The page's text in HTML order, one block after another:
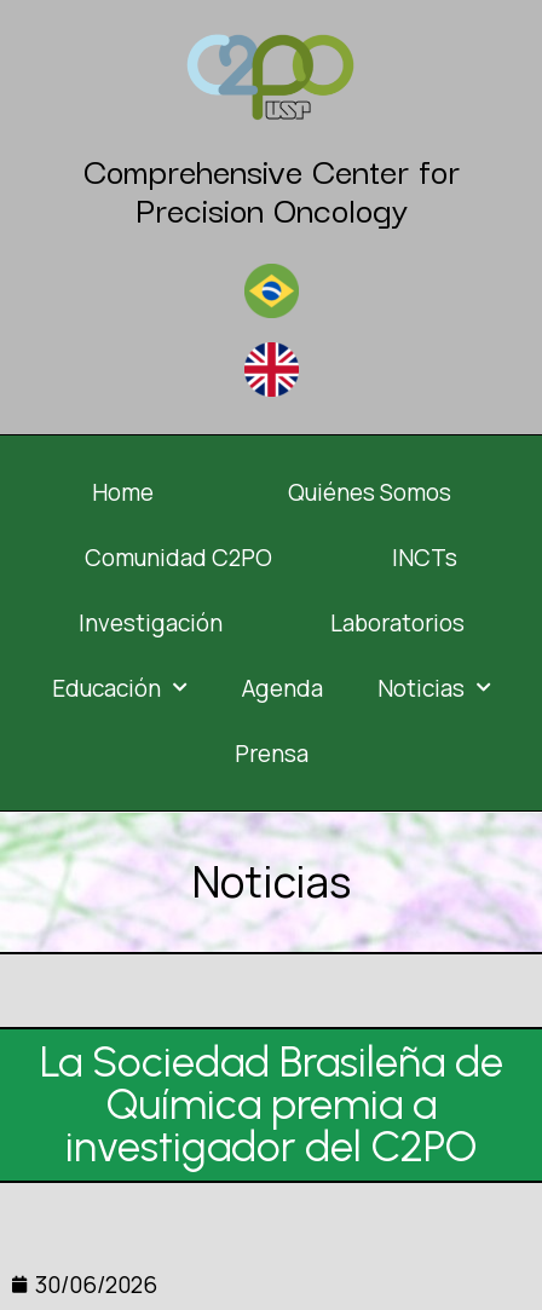
Comprehensive Center for
Precision Oncology
Home Quiénes Somos
Comunidad C2PO INCTs
Investigación Laboratorios
Educación Agenda Noticias
Prensa
Noticias
La Sociedad Brasileña de
Química premia a
investigador del C2PO
30/06/2026